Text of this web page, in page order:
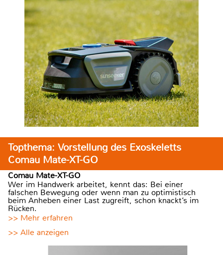
Topthema: Vorstellung des Exoskeletts
Comau Mate-XT-GO
Comau Mate-XT-GO
Wer im Handwerk arbeitet, kennt das: Bei einer
falschen Bewegung oder wenn man zu optimistisch
beim Anheben einer Last zugreift, schon knackt’s im
Rücken.
>> Mehr erfahren
>> Alle anzeigen